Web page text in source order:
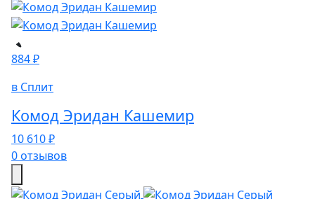
884 ₽
в Сплит
Комод Эридан Кашемир
10 610 ₽
0 отзывов